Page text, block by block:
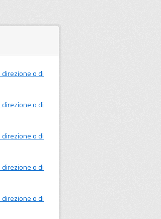
direzione o di
direzione o di
direzione o di
direzione o di
direzione o di